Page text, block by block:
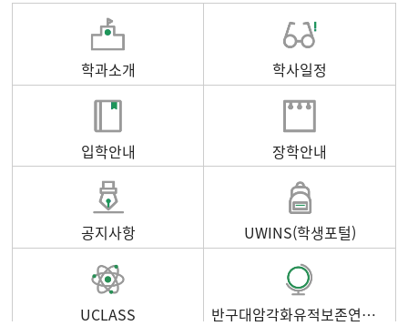
학과소개 학사일정
입학안내 장학안내
공지사항 UWINS(학생포털)
UCLASS 반구대암각화유적보존연구소